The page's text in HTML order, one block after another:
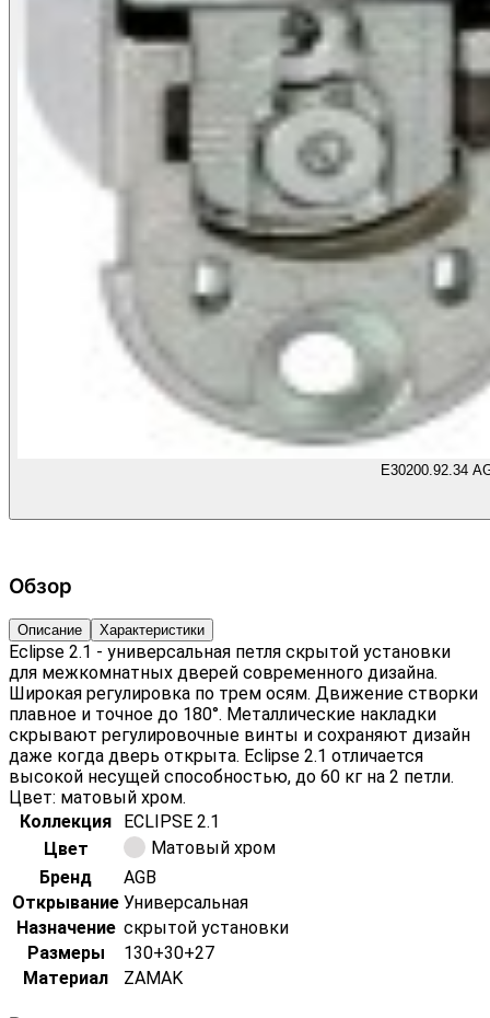
E30200.92.34
Обзор
Описание Характеристики
Eclipse 2.1 - универсальная петля скрытой установки
для межкомнатных дверей современного дизайна.
Широкая регулировка по трем осям. Движение створки
плавное и точное до 180°. Металлические накладки
скрывают регулировочные винты и сохраняют дизайн
даже когда дверь открыта. Eclipse 2.1 отличается
высокой несущей способностью, до 60 кг на 2 петли.
Цвет: матовый хром.
Коллекция
ECLIPSE 2.1
Цвет
Матовый хром
Бренд
AGB
Открывание Универсальная
Назначение скрытой установки
Размеры
130+30+27
Материал
ZAMAK